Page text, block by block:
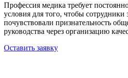
Профессия медика требует
условия для того, чтобы сотрудники
почувствовали признательность
руководства через организацию
Оставить заявку